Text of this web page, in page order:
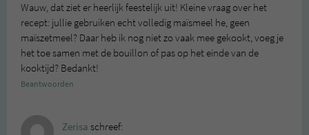
Wauw, dat ziet er heerlijk feestelijk uit! Kleine vraag over het
recept: jullie gebruiken echt volledig maïsmeel he, geen
maïszetmeel? Daar heb ik nog niet zo vaak mee gekookt, voeg je
het toe samen met de bouillon of pas op het einde van de
kooktijd? Bedankt!
Beantwoorden
Zerisa schreef: